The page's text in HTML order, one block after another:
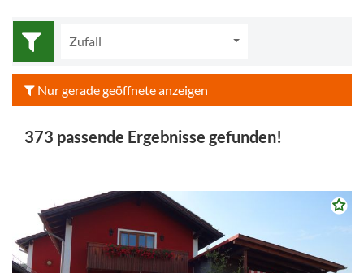
Zufall
Nur gerade geöffnete anzeigen
373 passende Ergebnisse gefunden!